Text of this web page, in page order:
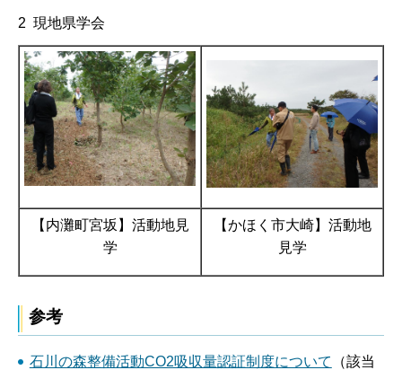
2 現地県学会
【内灘町宮坂】活動地見
学
【かほく市大崎】活動地
見学
参考
石川の森整備活動CO2吸収量認証制度について
（該当